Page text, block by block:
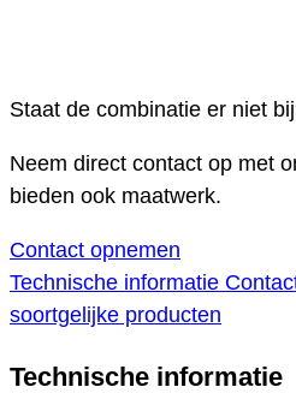
Staat de combinatie er niet
Neem direct contact op met
bieden ook maatwerk.
Contact opnemen
Technische informatie
soortgelijke producten
Technische informatie